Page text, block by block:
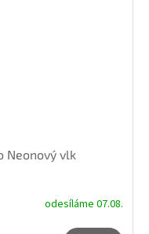
Neonový vlk
odesíláme 07.08.